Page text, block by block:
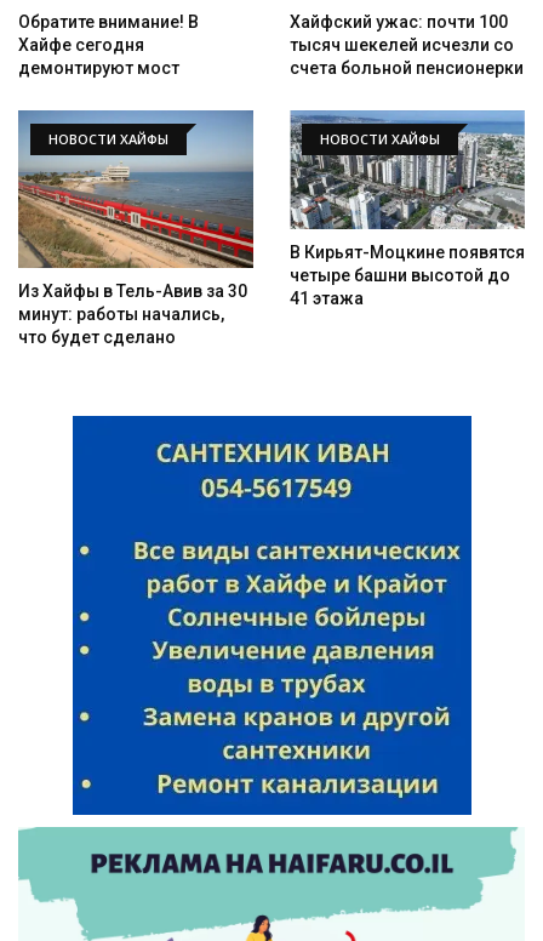
Обратите внимание! В
Хайфе сегодня
демонтируют мост
Хайфский ужас: почти 100
тысяч шекелей исчезли со
счета больной пенсионерки
НОВОСТИ ХАЙФЫ
Из Хайфы в Тель-Авив за 30
минут: работы начались,
что будет сделано
НОВОСТИ ХАЙФЫ
В Кирьят-Моцкине появятся
четыре башни высотой до
41 этажа